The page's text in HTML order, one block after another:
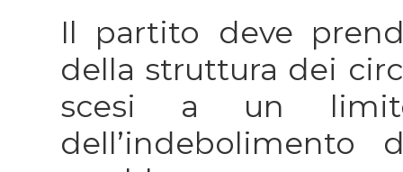
Il partito deve
della struttura dei
scesi a un